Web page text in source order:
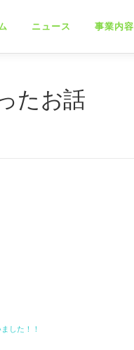
ニュース 事業内容
たお話
した！！